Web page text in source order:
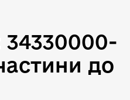
34330000-
до